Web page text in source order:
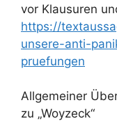
vor Klausuren
https://
unsere-anti-
pruefungen
Allgemeiner
zu „Woyzeck“